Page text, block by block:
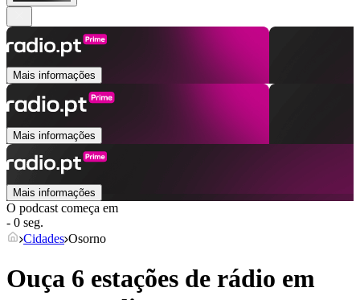
Mais informações
Mais informações
Mais informações
O podcast começa em
- 0 seg.
Cidades Osorno
Ouça 6 estações de rádio em